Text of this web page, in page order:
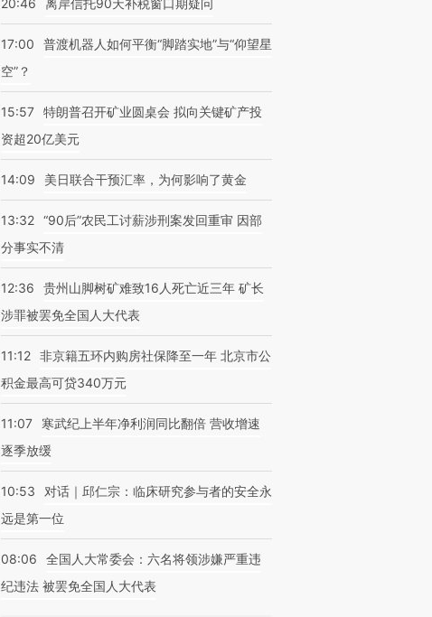
20:46 离岸信托90天补税窗口期疑问
17:00
普渡机器人如何平衡“脚踏实地”与“仰望星
空”？
15:57 特朗普召开矿业圆桌会 拟向关键矿产投
资超20亿美元
14:09 美日联合干预汇率，为何影响了黄金
13:32 “90后”农民工讨薪涉刑案发回重审 因部
分事实不清
12:36
贵州山脚树矿难致16人死亡近三年 矿长
涉罪被罢免全国人大代表
11:12 非京籍五环内购房社保降至一年 北京市公
积金最高可贷340万元
11:07
寒武纪上半年净利润同比翻倍 营收增速
逐季放缓
10:53
对话｜邱仁宗：临床研究参与者的安全永
远是第一位
08:06
全国人大常委会：六名将领涉嫌严重违
纪违法 被罢免全国人大代表